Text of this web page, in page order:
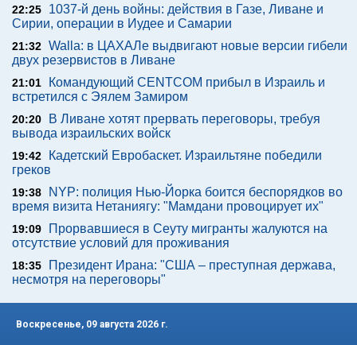
22:25
1037-й день войны: действия в Газе, Ливане и
Сирии, операции в Иудее и Самарии
21:32 Walla: в ЦАХАЛе выдвигают новые версии гибели
двух резервистов в Ливане
21:01
Командующий CENTCOM прибыл в Израиль и
встретился с Эялем Замиром
20:20
В Ливане хотят прервать переговоры, требуя
вывода израильских войск
19:42
Кадетский Евробаскет. Израильтяне победили
греков
19:38
NYP: полиция Нью-Йорка боится беспорядков во
время визита Нетаниягу: "Мамдани провоцирует их"
19:09
Прорвавшиеся в Сеуту мигранты жалуются на
отсутствие условий для проживания
18:35
Президент Ирана: "США – преступная держава,
несмотря на переговоры"
Воскресенье, 09 августа 2026 г.